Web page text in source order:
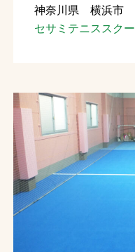
神奈川県 横浜市
セサミテニススク